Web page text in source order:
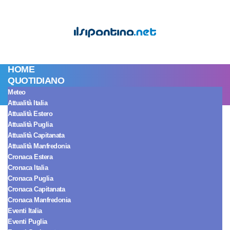
HOME
QUOTIDIANO
Meteo
Attualità Italia
Attualità Estero
Attualità Puglia
Attualità Capitanata
Attualità Manfredonia
Cronaca Estera
Cronaca Italia
Cronaca Puglia
Cronaca Capitanata
Cronaca Manfredonia
Eventi Italia
Eventi Puglia
MusicaSan Giovanni Rotondo
A Bad Day il
concerto al
Provo.Cult C.Lab di
San Giovanni